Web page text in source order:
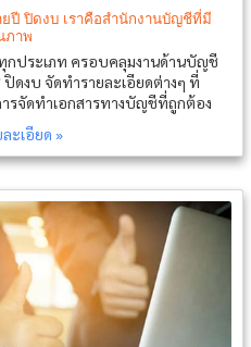
ปี ปิดงบ เราคือสำนักงานบัญชีที่มี
ภาพ
กประเภท ครอบคลุมงานด้านบัญชี
งบ จัดทำรายละเอียดต่างๆ ที่
ารจัดทำเอกสารทางบัญชีที่ถูกต้อง
ะเอียด »